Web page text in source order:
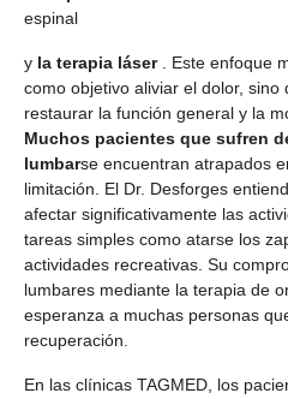
espinal
y la terapia láser. Este enfoque
como objetivo aliviar el dolor, sino
restaurar la función general y la
Muchos pacientes que sufren
lumbarse encuentran atrapados
limitación. El Dr. Desforges
afectar significativamente las
tareas simples como atarse los
actividades recreativas. Su
lumbares mediante la terapia de
esperanza a muchas personas
recuperación.
En las clínicas TAGMED, los